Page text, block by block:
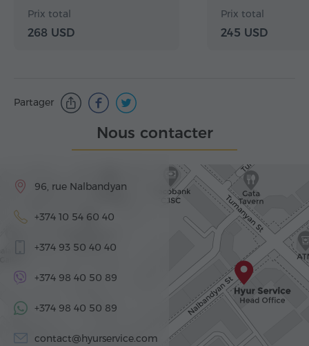
Prix total
268 USD
Prix total
245 USD
Partager
Nous contacter
96, rue Nalbandyan
+374 10 54 60 40
+374 93 50 40 40
+374 98 40 50 89
+374 98 40 50 89
contact@hyurservice.com